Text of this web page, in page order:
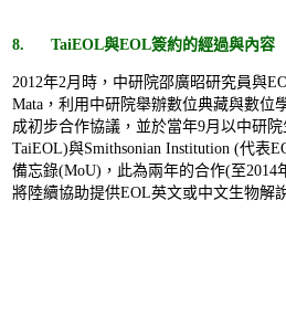
8. TaiEOL與EOL簽約的經過與內容
2012年2月時，中研院邵廣昭研究員與
Mata，利用中研院舉辦數位典藏與數位
成初步合作協議，並於當年9月以中研
TaiEOL)與Smithsonian Institution (代表
備忘錄(MoU)，此為兩年的合作(至2014
將陸續協助提供EOL英文或中文生物解